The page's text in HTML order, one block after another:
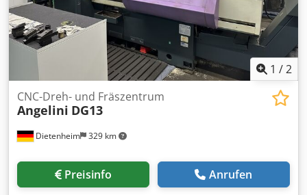
1 /2
Dietenheim 329 km
CNC-Dreh- und Fräszentrum
Angelini DG13
Preisinfo Anrufen